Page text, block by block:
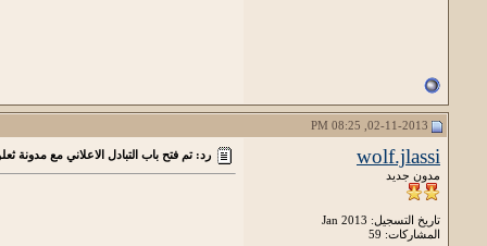
wolf.jlassi
مدون جديد
تاريخ التسجيل: Jan 2013
المشاركات: 59
رد: تم فتح باب التبادل الاعلاني مع مدونة